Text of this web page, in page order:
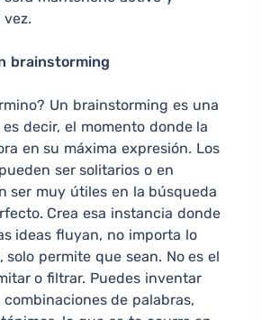
brainstorming
Un brainstorming es una
decir, el momento donde la
en su máxima expresión. Los
ser solitarios o en
ser muy útiles en la búsqueda
Crea esa instancia donde
ideas fluyan, no importa lo
solo permite que sean. No es el
o filtrar. Puedes inventar
combinaciones de palabras,